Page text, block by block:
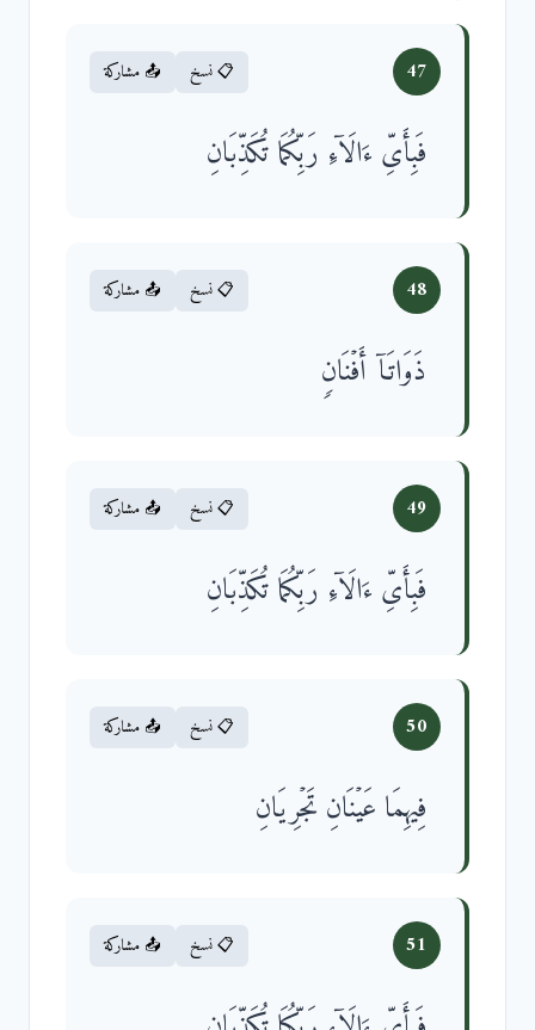
47 📋 نسخ 📤 مشاركة
فَبِأَیِّ ءَالَاۤءِ رَبِّكُمَا تُكَذِّبَانِ
48 📋 نسخ 📤 مشاركة
ذَوَاتَاۤ أَفۡنَانࣲ
49 📋 نسخ 📤 مشاركة
فَبِأَیِّ ءَالَاۤءِ رَبِّكُمَا تُكَذِّبَانِ
50 📋 نسخ 📤 مشاركة
فِیهِمَا عَیۡنَانِ تَجۡرِیَانِ
51 📋 نسخ 📤 مشاركة